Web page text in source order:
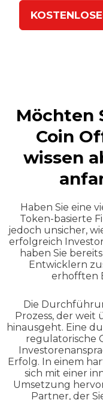
Möchten
Coin
wissen
Haben Sie eine
Token-basierte
jedoch unsicher,
erfolgreich
haben Sie
Entwicklern
erhofften
Die
Prozess, der weit
hinausgeht. Eine
regulatorische
Erfolg. In einem
sich mit einer
Umsetzung
Partner, der